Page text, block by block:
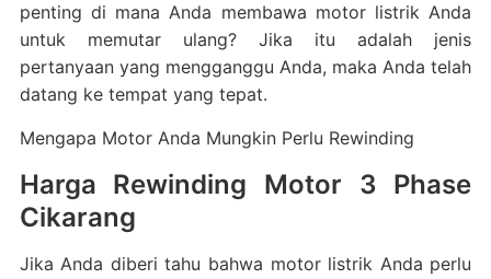
penting di mana Anda membawa motor listrik Anda
untuk memutar ulang? Jika itu adalah jenis
pertanyaan yang mengganggu Anda, maka Anda telah
datang ke tempat yang tepat.
Mengapa Motor Anda Mungkin Perlu Rewinding
Harga Rewinding Motor 3 Phase
Cikarang
Jika Anda diberi tahu bahwa motor listrik Anda perlu